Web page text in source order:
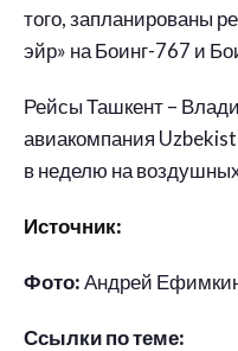
того, запланированы
эйр» на Боинг-767 и
Рейсы Ташкент –
авиакомпания
в неделю на
Источник:
Фото:Андрей
Ссылки по теме: